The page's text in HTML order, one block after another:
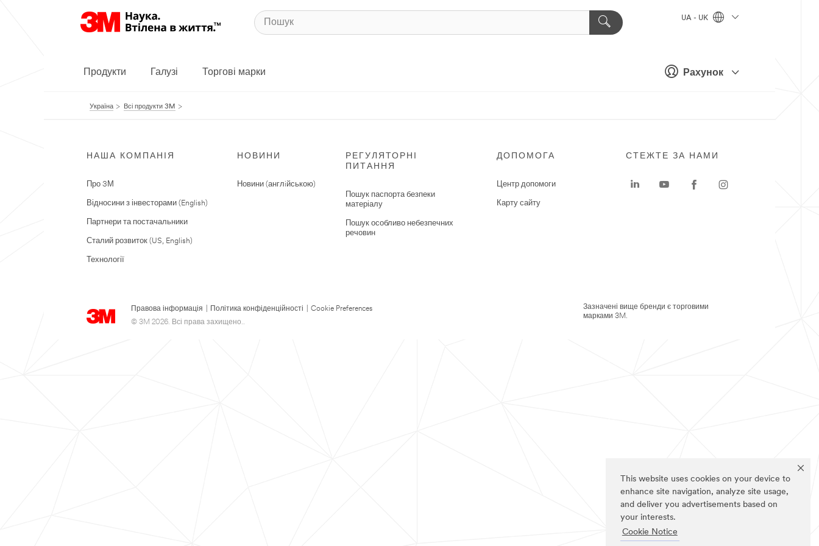
This website uses cookies on your device to
enhance site navigation, analyze site usage,
and deliver you advertisements based on
your interests.
Cookie Notice
Рахунок
UA - UK
Продукти Галузі Торгові марки
Україна Всі продукти 3M
НАША КОМПАНІЯ
Про 3М
Відносини з інвесторами (English)
Партнери та постачальники
Сталий розвиток (US, English)
Технології
НОВИНИ
Новини (англiйською)
РЕГУЛЯТОРНІ
ПИТАННЯ
Пошук паспорта безпеки
матеріалу
Пошук особливо небезпечних
речовин
ДОПОМОГА
Центр допомоги
Карту сайту
Правова інформація Політика конфіденційності
Cookie Preferences
© 3M 2026. Всі права захищено..
СТЕЖТЕ ЗА НАМИ
Зазначені вище бренди є торговими
марками 3M.